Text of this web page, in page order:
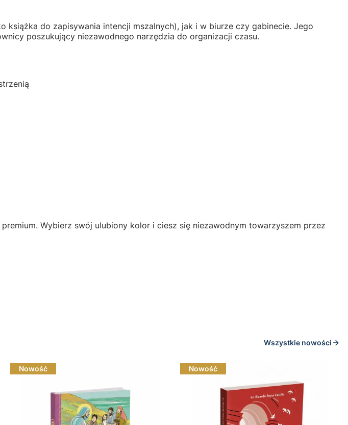
książka do zapisywania intencji mszalnych), jak i w biurze czy gabinecie. Jego
poszukujący niezawodnego narzędzia do organizacji czasu.
Wybierz swój ulubiony kolor i ciesz się niezawodnym towarzyszem przez
Wszystkie nowości
Nowość Nowość